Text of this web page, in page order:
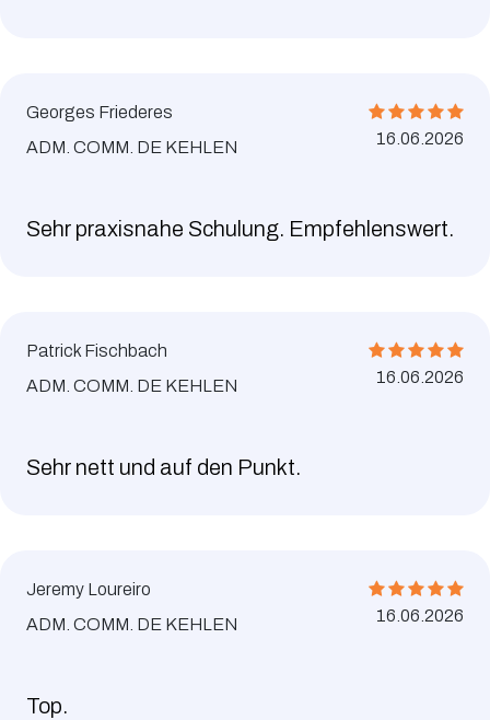
Georges Friederes
ADM. COMM. DE KEHLEN
16.06.2026
Sehr praxisnahe Schulung. Empfehlenswert.
Patrick Fischbach
ADM. COMM. DE KEHLEN
16.06.2026
Sehr nett und auf den Punkt.
Jeremy Loureiro
ADM. COMM. DE KEHLEN
16.06.2026
Top.